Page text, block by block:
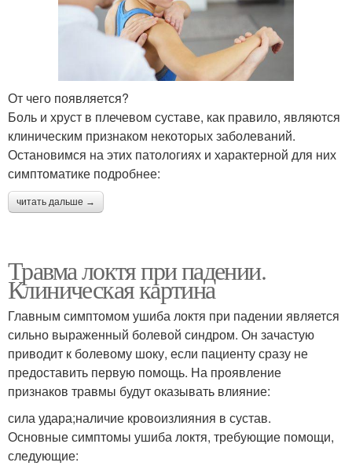
От чего появляется?
Боль и хруст в плечевом суставе, как правило, являются
клиническим признаком некоторых заболеваний.
Остановимся на этих патологиях и характерной для них
симптоматике подробнее:
читать дальше →
Травма локтя при падении.
Клиническая картина
Главным симптомом ушиба локтя при падении является
сильно выраженный болевой синдром. Он зачастую
приводит к болевому шоку, если пациенту сразу не
предоставить первую помощь. На проявление
признаков травмы будут оказывать влияние:
сила удара;наличие кровоизлияния в сустав.
Основные симптомы ушиба локтя, требующие помощи,
следующие: